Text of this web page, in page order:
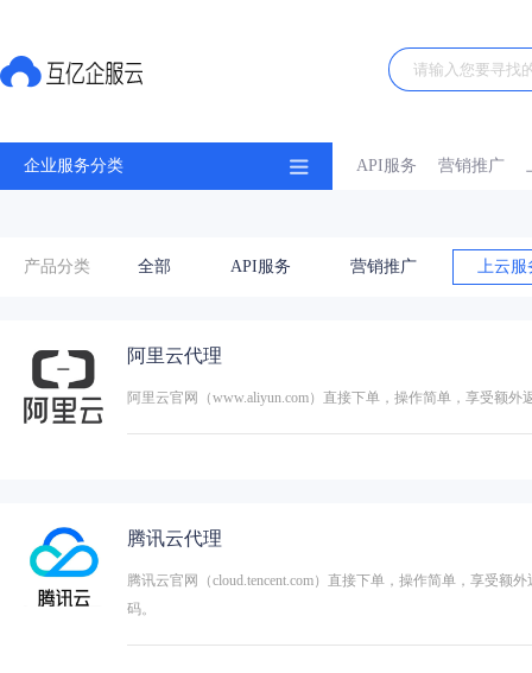
企业服务分类 API服务 营销推广
产品分类 全部 API服务 营销推广 上云服
阿里云代理
阿里云官网（www.aliyun.com）直接下单，操作简单，享受额
腾讯云代理
腾讯云官网（cloud.tencent.com）直接下单，操作简单，享受
码。